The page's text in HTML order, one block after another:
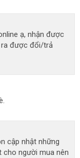
ạ, nhận được
ra được đổi/trả
cập nhật những
cho người mua nên